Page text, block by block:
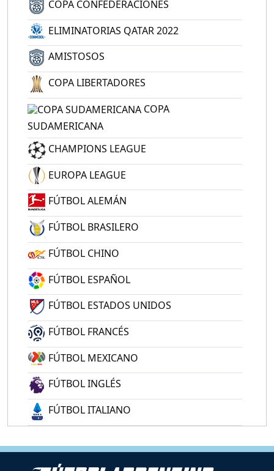
COPA CONFEDERACIONES
ELIMINATORIAS QATAR 2022
AMISTOSOS
COPA LIBERTADORES
COPA
SUDAMERICANA
CHAMPIONS LEAGUE
EUROPA LEAGUE
FÚTBOL ALEMÁN
FÚTBOL BRASILERO
FÚTBOL CHINO
FÚTBOL ESPAÑOL
FÚTBOL ESTADOS UNIDOS
FÚTBOL FRANCÉS
FÚTBOL MEXICANO
FÚTBOL INGLÉS
FÚTBOL ITALIANO